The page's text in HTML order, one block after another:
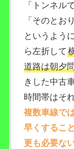
「トンネル
「そのとお
というよう
ら左折して
道路は朝夕
きした中古
時間帯はそ
複数車線で
早くするこ
更も必要な